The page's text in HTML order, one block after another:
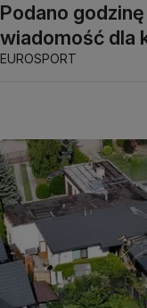
Podano
wiadomość dla
EUROSPORT